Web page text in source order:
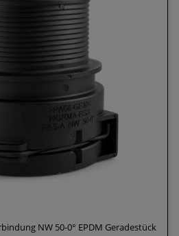
NW 50-0° EPDM Geradestück